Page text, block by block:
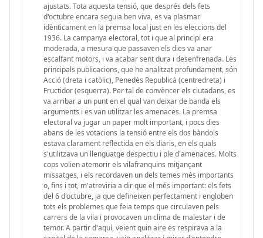
ajustats. Tota aquesta tensió, que després dels fets
d'octubre encara seguia ben viva, es va plasmar
idènticament en la premsa local just en les eleccions del
1936. La campanya electoral, tot i que al principi era
moderada, a mesura que passaven els dies va anar
escalfant motors, i va acabar sent dura i desenfrenada. Les
principals publicacions, que he analitzat profundament, són
Acció (dreta i catòlic), Penedès Republicà (centredreta) i
Fructidor (esquerra). Per tal de convèncer els ciutadans, es
va arribar a un punt en el qual van deixar de banda els
arguments i es van utilitzar les amenaces. La premsa
electoral va jugar un paper molt important, i pocs dies
abans de les votacions la tensió entre els dos bàndols
estava clarament reflectida en els diaris, en els quals
s'utilitzava un llenguatge despectiu i ple d'amenaces. Molts
cops volien atemorir els vilafranquins mitjançant
missatges, i els recordaven un dels temes més importants
o, fins i tot, m'atreviria a dir que el més important: els fets
del 6 d'octubre, ja que defineixen perfectament i engloben
tots els problemes que feia temps que circulaven pels
carrers de la vila i provocaven un clima de malestar i de
temor. A partir d'aquí, veient quin aire es respirava a la